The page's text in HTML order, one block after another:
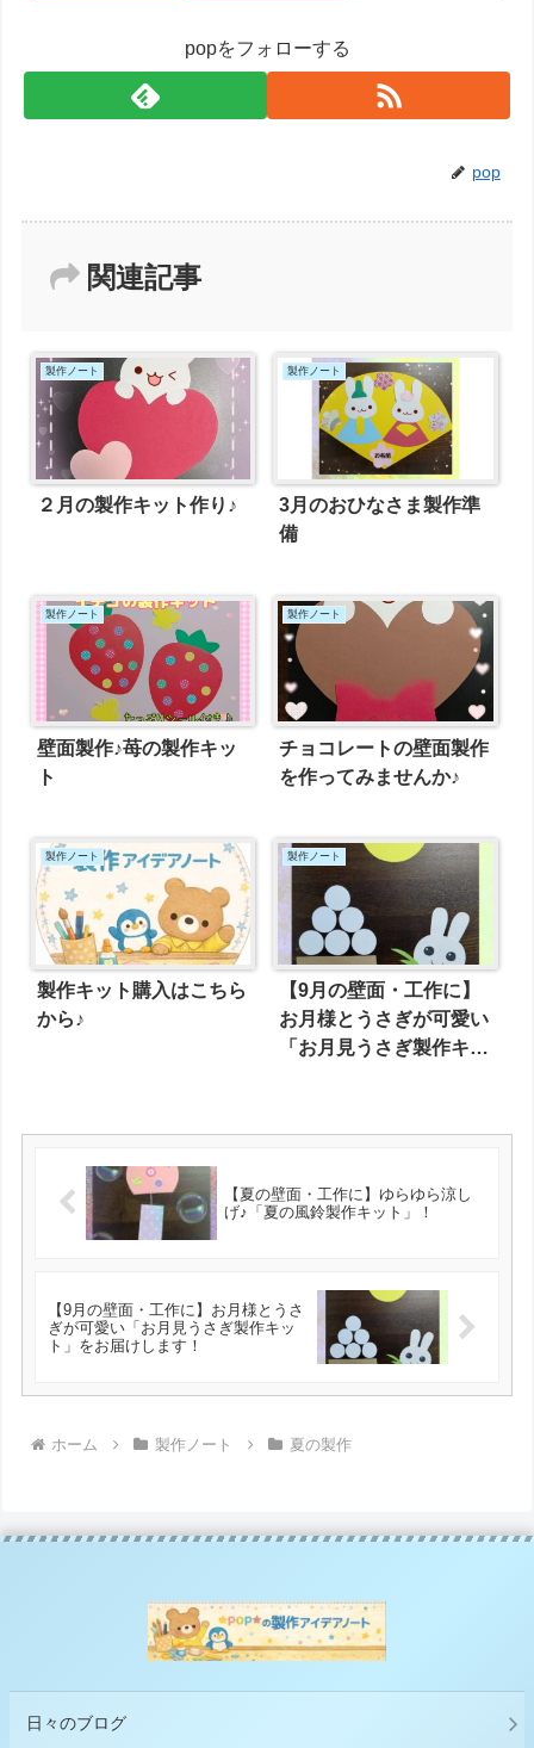
popをフォローする
pop
関連記事
製作ノート
２月の製作キット作り♪
製作ノート
3月のおひなさま製作準
備
製作ノート
壁面製作♪苺の製作キッ
ト
製作ノート
チョコレートの壁面製作
を作ってみませんか♪
製作ノート
製作キット購入はこちら
から♪
製作ノート
【9月の壁面・工作に】
お月様とうさぎが可愛い
「お月見うさぎ製作キッ
【夏の壁面・工作に】ゆらゆら涼し
げ♪「夏の風鈴製作キット」！
【9月の壁面・工作に】お月様とうさ
ぎが可愛い「お月見うさぎ製作キッ
ト」をお届けします！
ホーム 製作ノート 夏の製作
日々のブログ